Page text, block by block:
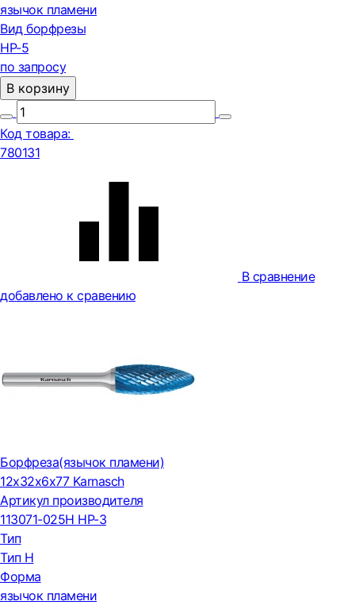
язычок пламени
Вид борфрезы
HP-5
по запросу
В корзину
Код товара:
780131
В сравнение
добавлено к сравению
Борфреза(язычок пламени)
12х32х6х77 Karnasch
Артикул производителя
113071-025H HP-3
Тип
Тип H
Форма
язычок пламени